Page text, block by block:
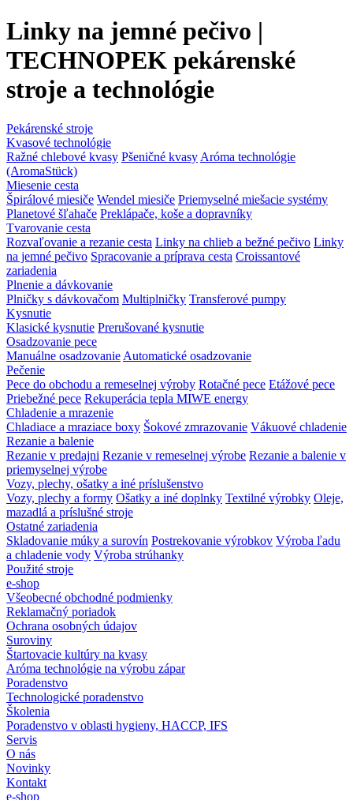
Linky na jemné pečivo |
TECHNOPEK pekárenské
stroje a technológie
Pekárenské stroje
Kvasové technológie
Ražné chlebové kvasy Pšeničné kvasy Aróma technológie
(AromaStück)
Miesenie cesta
Špirálové miesiče Wendel miesiče Priemyselné miešacie systémy
Planetové šľahače Preklápače, koše a dopravníky
Tvarovanie cesta
Rozvaľovanie a rezanie cesta Linky na chlieb a bežné pečivo Linky
na jemné pečivo Spracovanie a príprava cesta Croissantové
zariadenia
Plnenie a dávkovanie
Plničky s dávkovačom Multiplničky Transferové pumpy
Kysnutie
Klasické kysnutie Prerušované kysnutie
Osadzovanie pece
Manuálne osadzovanie Automatické osadzovanie
Pečenie
Pece do obchodu a remeselnej výroby Rotačné pece Etážové pece
Priebežné pece Rekuperácia tepla MIWE energy
Chladenie a mrazenie
Chladiace a mraziace boxy Šokové zmrazovanie Vákuové chladenie
Rezanie a balenie
Rezanie v predajni Rezanie v remeselnej výrobe Rezanie a balenie v
priemyselnej výrobe
Vozy, plechy, ošatky a iné príslušenstvo
Vozy, plechy a formy Ošatky a iné doplnky Textilné výrobky Oleje,
mazadlá a príslušné stroje
Ostatné zariadenia
Skladovanie múky a surovín Postrekovanie výrobkov Výroba ľadu
a chladenie vody Výroba strúhanky
Použité stroje
e-shop
Všeobecné obchodné podmienky
Reklamačný poriadok
Ochrana osobných údajov
Suroviny
Štartovacie kultúry na kvasy
Aróma technológie na výrobu zápar
Poradenstvo
Technologické poradenstvo
Školenia
Poradenstvo v oblasti hygieny, HACCP, IFS
Servis
O nás
Novinky
Kontakt
e-shop